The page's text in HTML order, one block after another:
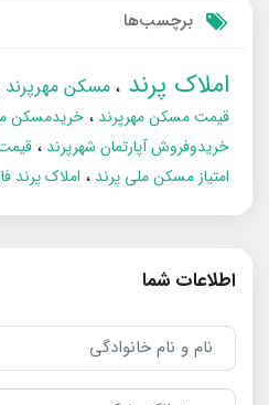
برچسب‌ها
املاک پرند مسکن مهرپرند
قیمت مسکن مهرپرند
خریدمسکن
خریدوفروش آپارتمان شهرپرند
امتیاز مسکن ملی پرند
املاک پرند فاز
اطلاعات شما